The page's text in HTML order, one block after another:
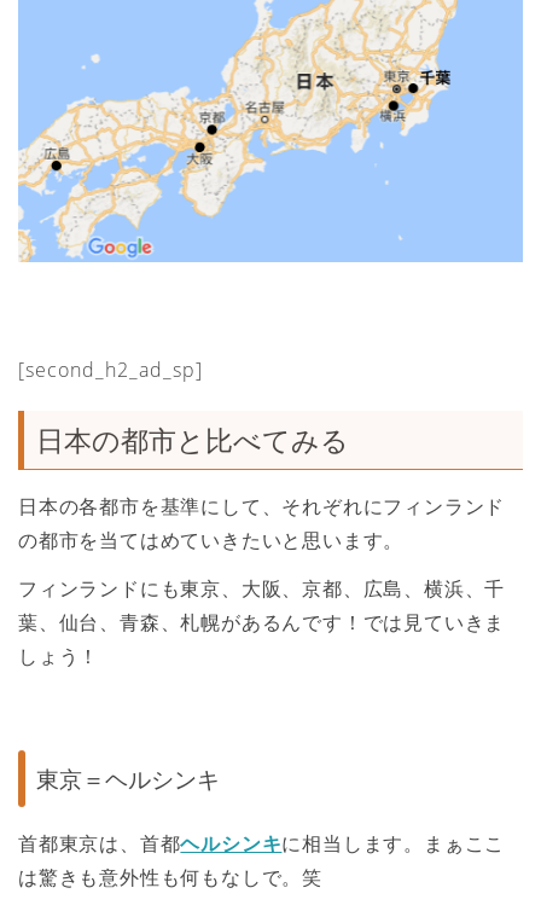
[second_h2_ad_sp]
日本の都市と比べてみる
日本の各都市を基準にして、それぞれにフィンランド
の都市を当てはめていきたいと思います。
フィンランドにも東京、大阪、京都、広島、横浜、千
葉、仙台、青森、札幌があるんです！では見ていきま
しょう！
東京＝ヘルシンキ
首都東京は、首都ヘルシンキに相当します。まぁここ
は驚きも意外性も何もなしで。笑